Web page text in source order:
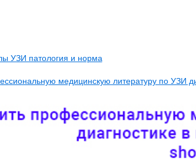
УЗИ патология и норма
медицинскую литературу по УЗИ